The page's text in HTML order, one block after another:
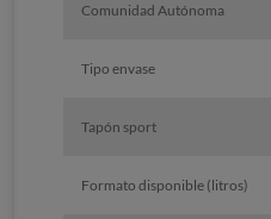
Comunidad Autónoma
Tipo envase
Tapón sport
Formato disponible (litros)